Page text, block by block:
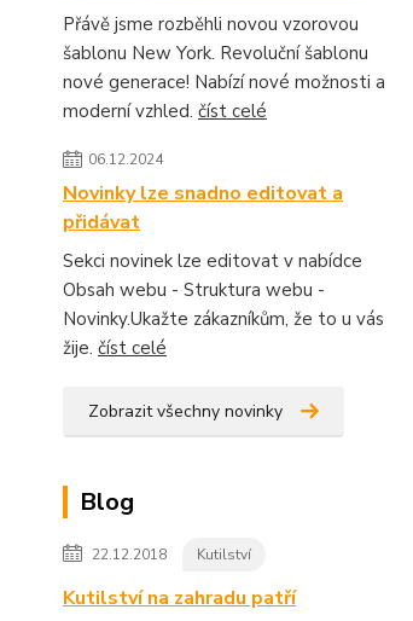
Přávě jsme rozběhli novou vzorovou
šablonu New York. Revoluční šablonu
nové generace! Nabízí nové možnosti a
moderní vzhled. číst celé
06.12.2024
Novinky lze snadno editovat a
přidávat
Sekci novinek lze editovat v nabídce
Obsah webu - Struktura webu -
Novinky.Ukažte zákazníkům, že to u vás
žije. číst celé
Zobrazit všechny novinky
Blog
22.12.2018 Kutilství
Kutilství na zahradu patří